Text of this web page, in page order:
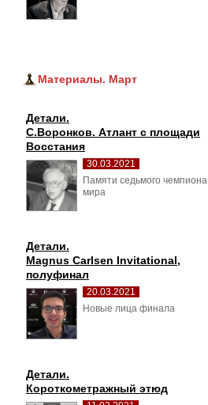
Материалы. Март
Детали.
С.Воронков. Атлант с площади
Восстания
30.03.2021
Памяти седьмого чемпиона
мира
Детали.
Magnus Carlsen Invitational,
полуфинал
20.03.2021
Новые лица финала
Детали.
Короткометражный этюд